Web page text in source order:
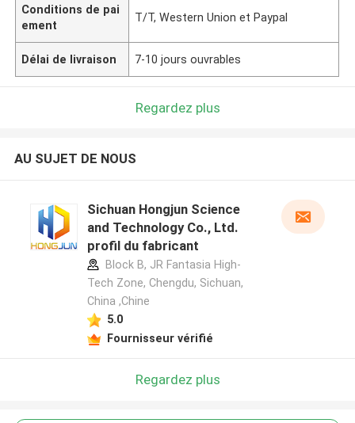
Conditions de pai
ement
T/T, Western Union et Paypal
Délai de livraison 7-10 jours ouvrables
Regardez plus
AU SUJET DE NOUS
Sichuan Hongjun Science
and Technology Co., Ltd.
profil du fabricant
Block B, JR Fantasia High-
Tech Zone, Chengdu, Sichuan,
China ,Chine
5.0
Fournisseur vérifié
Regardez plus